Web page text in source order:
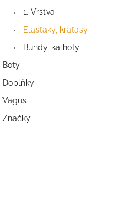
1. Vrstva
Elasťáky, kraťasy
Bundy, kalhoty
Boty
Doplňky
Vagus
Značky